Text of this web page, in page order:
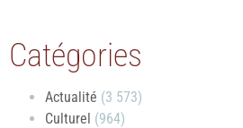
Catégories
Actualité (3 573)
Culturel (964)